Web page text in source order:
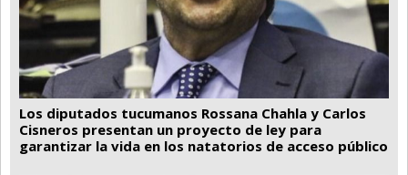
Los diputados tucumanos Rossana Chahla y Carlos
Cisneros presentan un proyecto de ley para
garantizar la vida en los natatorios de acceso público